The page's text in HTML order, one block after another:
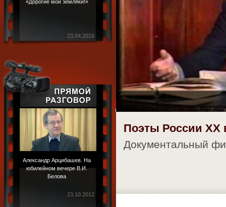
«Дорогие мои земляки!»
23.04.2016
Александр Арцибашев. На
юбилейном вечере В.И.
Белова
23.10.2012
Поэты России ХХ
Документальный